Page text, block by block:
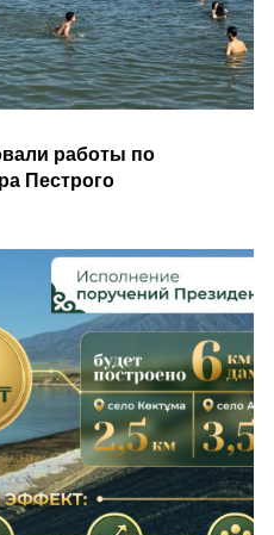
работы по
Пестрого